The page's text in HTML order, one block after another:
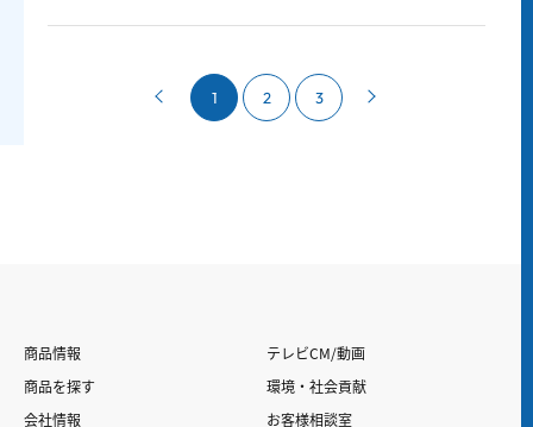
1 2 3
商品情報
商品を探す
会社情報
テレビCM/動画
環境・社会貢献
お客様相談室